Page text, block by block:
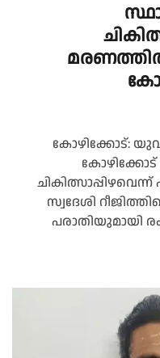
കോഴിക്കോട്:
സ്വദേശി
പരാതിയുമായി